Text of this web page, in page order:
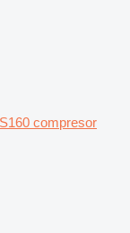
compresor